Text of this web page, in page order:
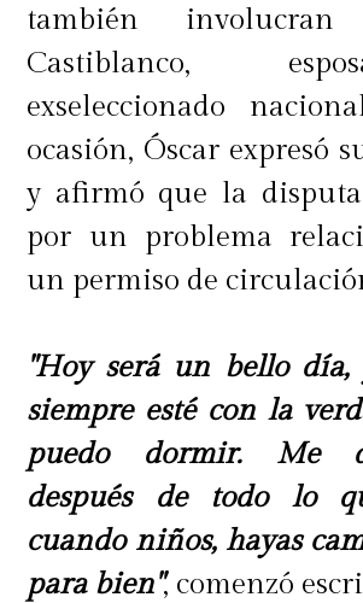
también
Castiblanco,
exseleccionado
ocasión, Óscar expresó
y afirmó que la
por un problema
un permiso de
"Hoy será un bello día,
siempre esté con la
puedo dormir. Me
después de todo lo
cuando niños, hayas
para bien", comenzó